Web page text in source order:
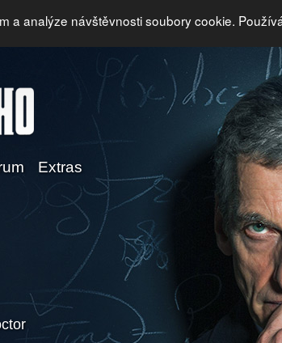
a analýze návštěvnosti soubory cookie.
Extras